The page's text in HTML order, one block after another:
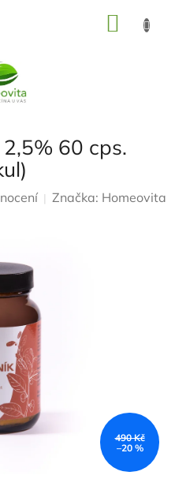
60 cps.
Značka: Homeovita
490 Kč
–20 %